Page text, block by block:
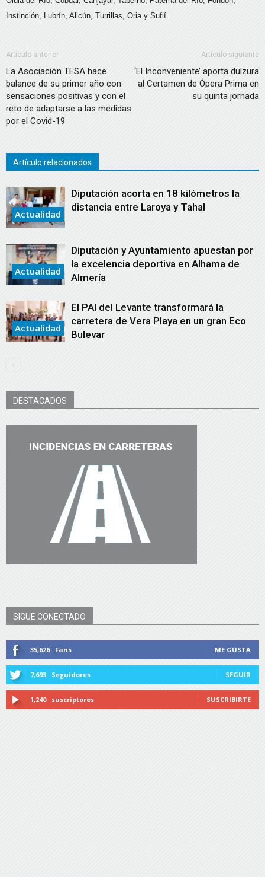
Instinción, Lubrín, Alicún, Turrillas, Oria y Suflí.
Artículo anterior
La Asociación TESA hace
balance de su primer año con
sensaciones positivas y con el
reto de adaptarse a las medidas
por el Covid-19
Artículo siguiente
‘El Inconveniente’ aporta dulzura
al Certamen de Ópera Prima en
su quinta jornada
Artículo relacionados
Actualidad
Diputación acorta en 18 kilómetros la
distancia entre Laroya y Tahal
Actualidad
Diputación y Ayuntamiento apuestan por
la excelencia deportiva en Alhama de
Almería
Actualidad
El PAI del Levante transformará la
carretera de Vera Playa en un gran Eco
Bulevar
DESTACADOS
SIGUE CONECTADO
35,626 Fans ME GUSTA
7,693 Seguidores SEGUIR
1,240 suscriptores SUSCRIBIRTE